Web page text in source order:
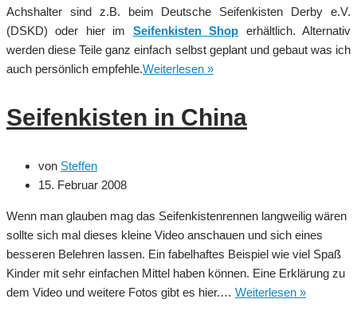
Achshalter sind z.B. beim Deutsche Seifenkisten Derby e.V.
(DSKD) oder hier im Seifenkisten Shop erhältlich. Alternativ
werden diese Teile ganz einfach selbst geplant und gebaut was ich
auch persönlich empfehle.Weiterlesen »Seifenkisten
Seifenkisten in China
von Steffen
15. Februar 2008
Wenn man glauben mag das Seifenkistenrennen langweilig wären
sollte sich mal dieses kleine Video anschauen und sich eines
besseren Belehren lassen. Ein fabelhaftes Beispiel wie viel Spaß
Kinder mit sehr einfachen Mittel haben können. Eine Erklärung zu
dem Video und weitere Fotos gibt es hier.… Weiterlesen »